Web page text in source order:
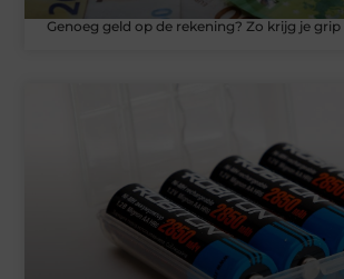
Genoeg geld op de rekening? Zo krijg je